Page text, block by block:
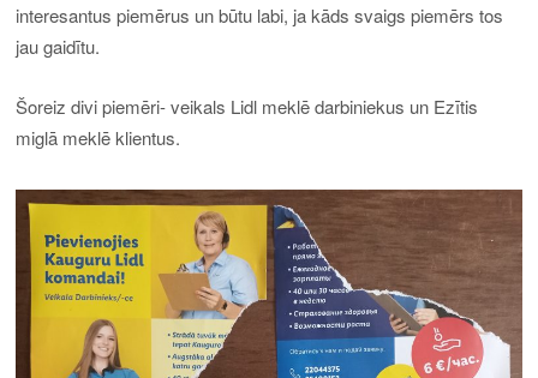
interesantus piemērus un būtu labi, ja kāds svaigs piemērs tos
jau gaidītu.
Šoreiz divi piemēri- veikals Lidl meklē darbiniekus un Ezītis
miglā meklē klientus.